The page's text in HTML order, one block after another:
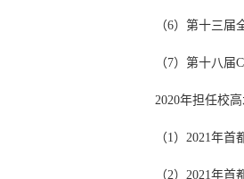
（6） 第十三届
（7）第十八
2020年担任校
（1）2021年
（2） 2021年首